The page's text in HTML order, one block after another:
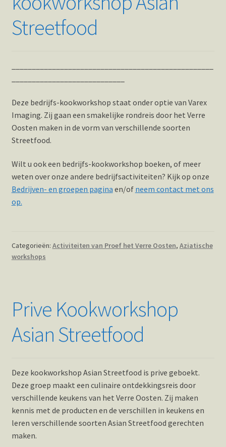
Streetfood
Deze bedrijfs-kookworkshop staat onder optie van Varex
Imaging. Zij gaan een smakelijke rondreis door het Verre
Oosten maken in de vorm van verschillende soorten
Streetfood.
Wilt u ook een bedrijfs-kookworkshop boeken, of meer
weten over onze andere bedrijfsactiviteiten? Kijk op onze
Bedrijven- en groepen pagina en/of neem contact met ons
op.
Categorieën: Activiteiten van Proef het Verre Oosten, Aziatische
workshops
Prive Kookworkshop
Asian Streetfood
Deze kookworkshop Asian Streetfood is prive geboekt.
Deze groep maakt een culinaire ontdekkingsreis door
verschillende keukens van het Verre Oosten. Zij maken
kennis met de producten en de verschillen in keukens en
leren verschillende soorten Asian Streetfood gerechten
maken.